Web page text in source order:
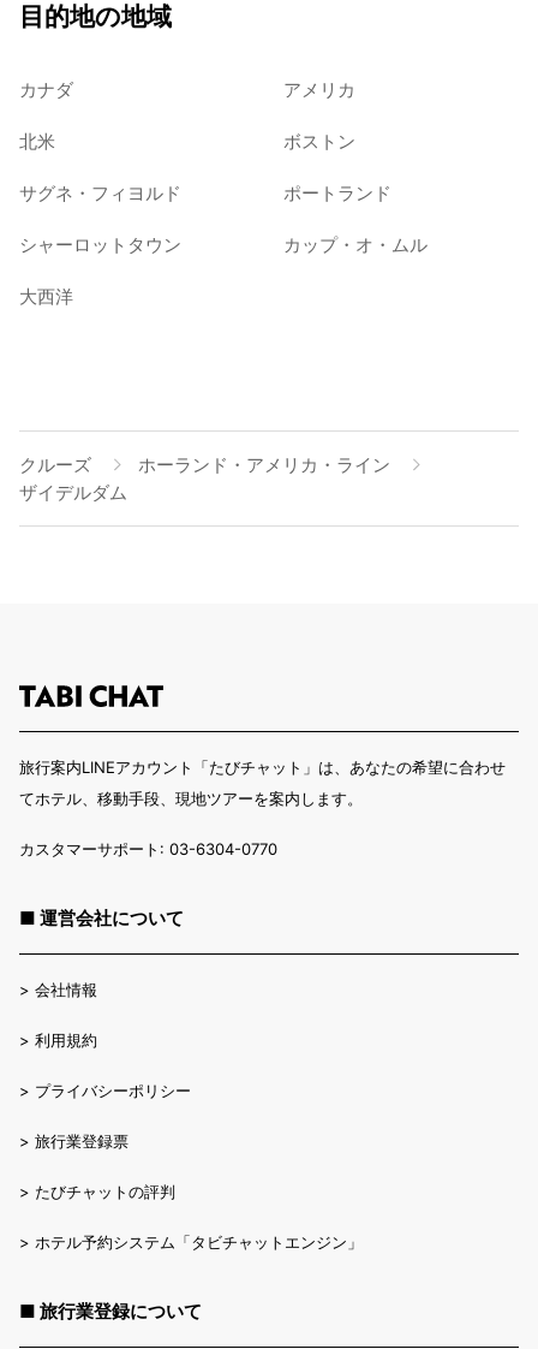
目的地の地域
カナダ アメリカ
北米 ボストン
サグネ・フィヨルド ポートランド
シャーロットタウン カップ・オ・ムル
大西洋
クルーズ
ホーランド・アメリカ・ライン
ザイデルダム
旅行案内LINEアカウント「たびチャット」は、あなたの希望に合わせ
てホテル、移動手段、現地ツアーを案内します。
カスタマーサポート: 03-6304-0770
■ 運営会社について
> 会社情報
> 利用規約
> プライバシーポリシー
> 旅行業登録票
> たびチャットの評判
> ホテル予約システム「タビチャットエンジン」
■ 旅行業登録について